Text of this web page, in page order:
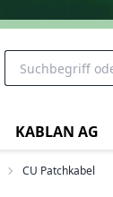
KABLAN AG
CU Patchkabel